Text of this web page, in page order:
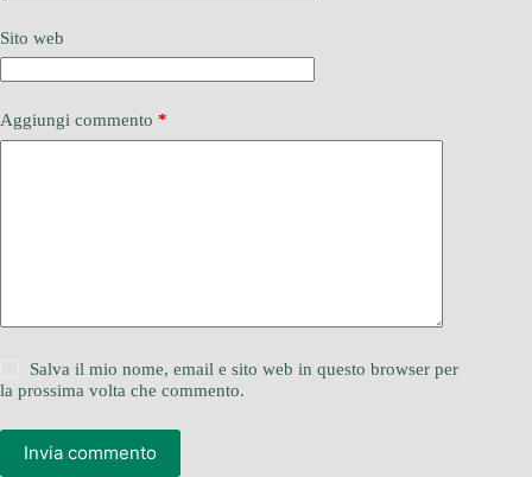
Sito web
Aggiungi commento *
Salva il mio nome, email e sito web in questo browser per
la prossima volta che commento.
Invia commento